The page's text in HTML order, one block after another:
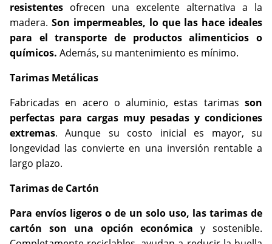
resistentes ofrecen una excelente alternativa a la
madera. Son impermeables, lo que las hace ideales
para el transporte de productos alimenticios o
químicos. Además, su mantenimiento es mínimo.
Tarimas Metálicas
Fabricadas en acero o aluminio, estas tarimas son
perfectas para cargas muy pesadas y condiciones
extremas. Aunque su costo inicial es mayor, su
longevidad las convierte en una inversión rentable a
largo plazo.
Tarimas de Cartón
Para envíos ligeros o de un solo uso, las tarimas de
cartón son una opción económica y sostenible.